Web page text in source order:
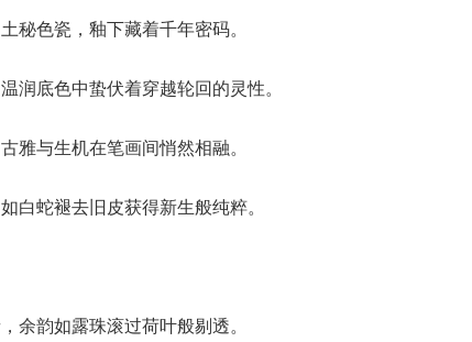
秘色瓷，釉下藏着千年密码。
润底色中蛰伏着穿越轮回的灵性。
雅与生机在笔画间悄然相融。
白蛇褪去旧皮获得新生般纯粹。
余韵如露珠滚过荷叶般剔透。